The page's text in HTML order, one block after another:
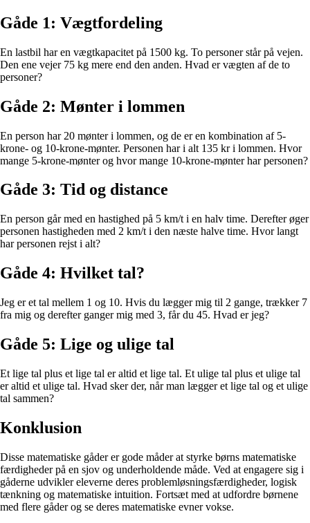
Gåde 1: Vægtfordeling
En lastbil har en vægtkapacitet på 1500 kg. To personer står på vejen.
Den ene vejer 75 kg mere end den anden. Hvad er vægten af de to
personer?
Gåde 2: Mønter i lommen
En person har 20 mønter i lommen, og de er en kombination af 5-
krone- og 10-krone-mønter. Personen har i alt 135 kr i lommen. Hvor
mange 5-krone-mønter og hvor mange 10-krone-mønter har personen?
Gåde 3: Tid og distance
En person går med en hastighed på 5 km/t i en halv time. Derefter øger
personen hastigheden med 2 km/t i den næste halve time. Hvor langt
har personen rejst i alt?
Gåde 4: Hvilket tal?
Jeg er et tal mellem 1 og 10. Hvis du lægger mig til 2 gange, trækker 7
fra mig og derefter ganger mig med 3, får du 45. Hvad er jeg?
Gåde 5: Lige og ulige tal
Et lige tal plus et lige tal er altid et lige tal. Et ulige tal plus et ulige tal
er altid et ulige tal. Hvad sker der, når man lægger et lige tal og et ulige
tal sammen?
Konklusion
Disse matematiske gåder er gode måder at styrke børns matematiske
færdigheder på en sjov og underholdende måde. Ved at engagere sig i
gåderne udvikler eleverne deres problemløsningsfærdigheder, logisk
tænkning og matematiske intuition. Fortsæt med at udfordre børnene
med flere gåder og se deres matematiske evner vokse.